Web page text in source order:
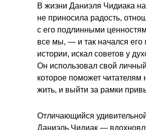
В жизни Даниэля Чидиака
не приносила радость,
с его подлинными
все мы, — и так начался его
истории, искал советов у
Он использовал свой
которое поможет читателям
жить, и выйти за рамки
Отличающийся
Даниэль Чидиак —